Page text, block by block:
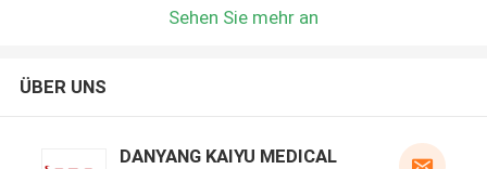
Sehen Sie mehr an
ÜBER UNS
DANYANG KAIYU MEDICAL